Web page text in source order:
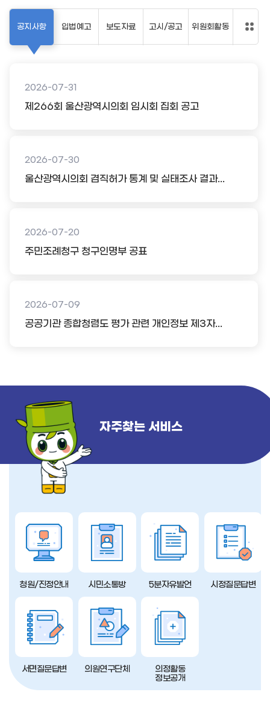
공지사항
2026-07-31
제266회 울산광역시의회 임시회 집회 공고
2026-07-30
울산광역시의회 겸직허가 통계 및 실태조사 결과...
2026-07-20
주민조례청구 청구인명부 공표
2026-07-09
공공기관 종합청렴도 평가 관련 개인정보 제3자...
입법예고 보도자료 고시/공고 위원회활동
자주찾는 서비스
청원/진정안내 시민소통방 5분자유발언 시정질문답변
서면질문답변 의원연구단체
의정활동
정보공개